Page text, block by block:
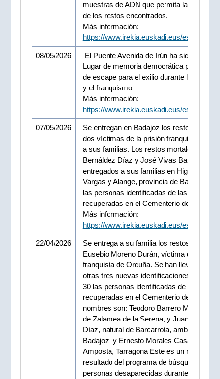
muestras de ADN que permita la
de los restos encontrados.
Más información:
https://www.irekia.euskadi.eus/es/news/
08/05/2026
El Puente Avenida de Irún ha sido
Lugar de memoria democrática por ser
de escape para el exilio durante la Guerra
y el franquismo
Más información:
https://www.irekia.euskadi.eus/es/news/
07/05/2026
Se entregan en Badajoz los restos
dos víctimas de la prisión franquista de
a sus familias. Los restos mortales de
Bernáldez Díaz y José Vivas Barrero han
entregados a sus familias en Higuera de
Vargas y Alange, provincia de Badajoz.
las personas identificadas de las 93
recuperadas en el Cementerio de Orduña
Más información:
https://www.irekia.euskadi.eus/es/news/
22/04/2026
Se entrega a su familia los restos
Eusebio Moreno Durán, víctima de la
franquista de Orduña. Se han llevado a
otras tres nuevas identificaciones y, así,
30 las personas identificadas de las 93
recuperadas en el Cementerio de Orduña.
nombres son: Teodoro Barrero Madero,
de Zalamea de la Serena, y Juan
Díaz, natural de Barcarrota, ambos de
Badajoz, y Ernesto Morales Casado,
Amposta, Tarragona Este es un nuevo
resultado del programa de búsqueda de
personas desaparecidas durante la Guerra